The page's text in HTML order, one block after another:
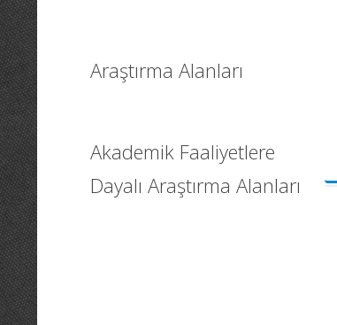
Araştırma Alanları
Akademik Faaliyetlere
Dayalı Araştırma Alanları